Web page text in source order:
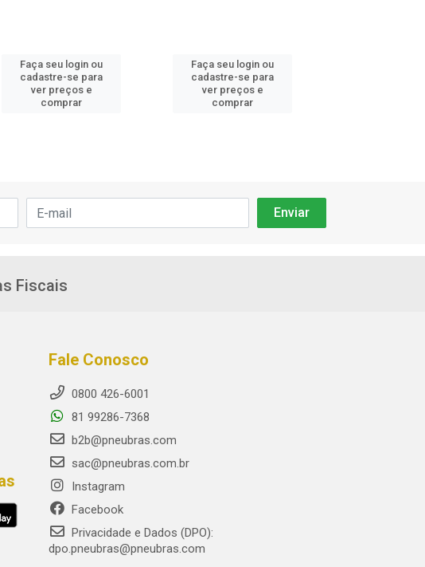
Faça seu login ou
cadastre-se para
ver preços e
comprar
Faça seu login ou
cadastre-se para
ver preços e
comprar
Fiscais
Fale Conosco
0800 426-6001
81 99286-7368
b2b@pneubras.com
sac@pneubras.com.br
Instagram
Facebook
Privacidade e Dados (DPO):
dpo.pneubras@pneubras.com